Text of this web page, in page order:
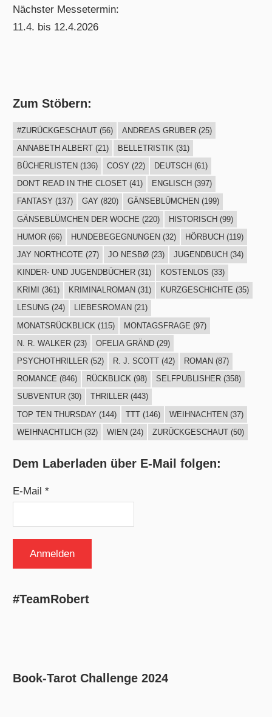
Nächster Messetermin:
11.4. bis 12.4.2026
Zum Stöbern:
#ZURÜCKGESCHAUT(56) ANDREAS GRUBER(25)
ANNABETH ALBERT(21) BELLETRISTIK (31)
BÜCHERLISTEN (136) COSY (22) DEUTSCH (61)
DON'T READ IN THE CLOSET(41) ENGLISCH (397)
FANTASY (137) GAY (820) GÄNSEBLÜMCHEN (199)
GÄNSEBLÜMCHEN DER WOCHE (220) HISTORISCH(99)
HUMOR(66) HUNDEBEGEGNUNGEN(32) HÖRBUCH(119)
JAY NORTHCOTE (27) JO NESBØ(23) JUGENDBUCH (34)
KINDER- UND JUGENDBÜCHER(31) KOSTENLOS (33)
KRIMI
(361) KRIMINALROMAN (31) KURZGESCHICHTE (35)
LESUNG(24) LIEBESROMAN (21)
MONATSRÜCKBLICK (115) MONTAGSFRAGE (97)
N. R. WALKER(23) OFELIA GRÄND(29)
PSYCHOTHRILLER(52) R. J. SCOTT(42) ROMAN (87)
ROMANCE (846) RÜCKBLICK(98) SELFPUBLISHER(358)
SUBVENTUR(30) THRILLER(443)
TOP TEN THURSDAY (144) TTT(146) WEIHNACHTEN(37)
WEIHNACHTLICH (32) WIEN (24) ZURÜCKGESCHAUT(50)
Dem Laberladen über E-Mail folgen:
E-Mail *
#TeamRobert
Book-Tarot Challenge 2024